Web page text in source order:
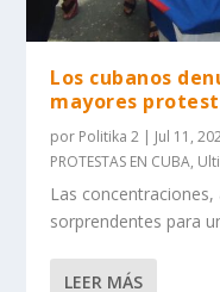
Los cubanos
mayores
por Politika 2 | Jul 11,
PROTESTAS EN CUBA,
Las
sorprendentes para
LEER MÁS